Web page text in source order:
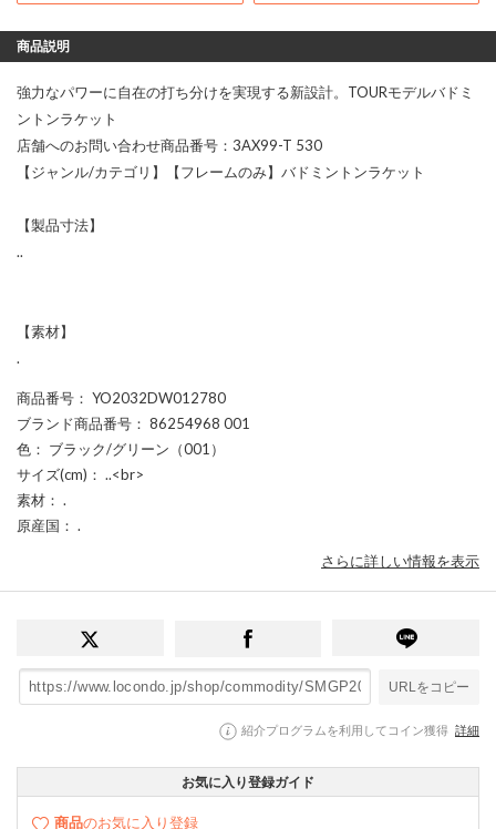
商品説明
強力なパワーに自在の打ち分けを実現する新設計。TOURモデルバドミ
ントンラケット
店舗へのお問い合わせ商品番号：3AX99-T 530
【ジャンル/カテゴリ】【フレームのみ】バドミントンラケット
【製品寸法】
..
【素材】
.
商品番号 ： YO2032DW012780
ブランド商品番号 ： 86254968 001
色 ： ブラック/グリーン（001）
サイズ(cm) ： ..<br>
素材 ： .
原産国 ： .
さらに詳しい情報を表示
URLをコピー
紹介プログラムを利用してコイン獲得 詳細
お気に入り登録ガイド
商品のお気に入り登録